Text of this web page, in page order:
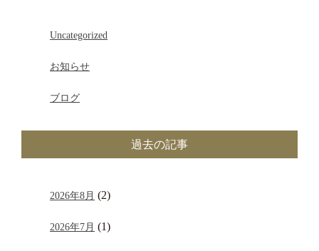
Uncategorized
お知らせ
ブログ
過去の記事
2026年8月 (2)
2026年7月 (1)